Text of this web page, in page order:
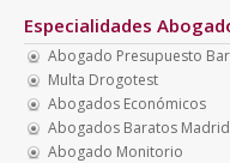
Especialidades
Abogado Presupuesto
Multa Drogotest
Abogados Económicos
Abogados Baratos Madrid
Abogado Monitorio